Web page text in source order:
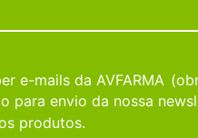
e-mails da AVFARMA
para envio da nossa
produtos.